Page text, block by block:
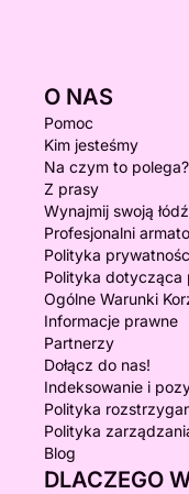
O NAS
Pomoc
Kim jesteśmy
Na czym to polega?
Z prasy
Wynajmij swoją łódź
Profesjonalni
Polityka
Polityka dotycząca
Ogólne Warunki
Informacje prawne
Partnerzy
Dołącz do nas!
Indeksowanie i
Polityka
Polityka
Blog
DLACZEGO